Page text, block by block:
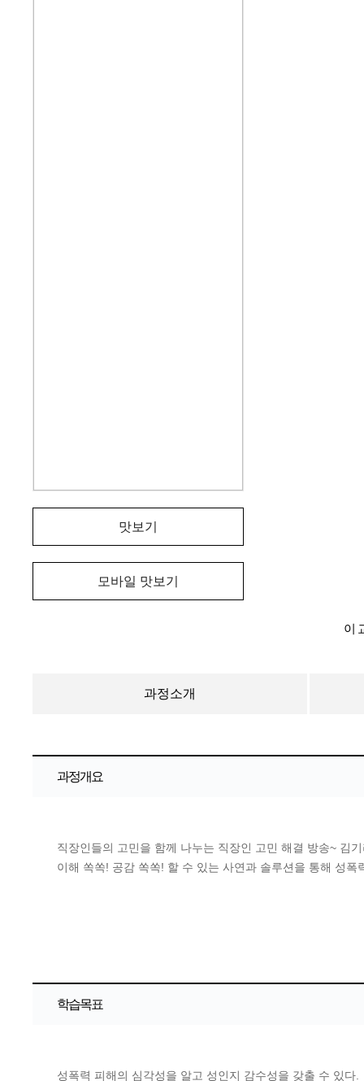
맛보기
모바일 맛보기
이
과정소개
과정개요
직장인들의 고민을 함께 나누는 직장인 고민 해결 방송~ 김
이해 쏙쏙! 공감 쏙쏙! 할 수 있는 사연과 솔루션을 통해 성폭
학습목표
성폭력 피해의 심각성을 알고 성인지 감수성을 갖출 수 있다.